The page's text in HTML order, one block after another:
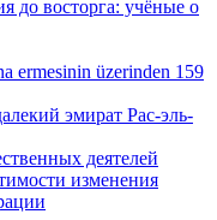
до восторга: учёные о
ermesinin üzerinden 159
эмират Рас-эль-
деятелей
изменения